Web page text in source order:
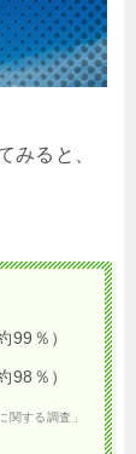
みると、
99％）
98％）
関する調査」